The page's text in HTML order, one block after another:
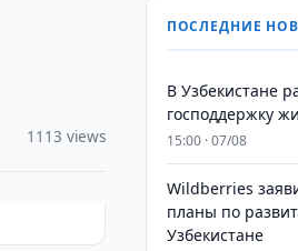
1113 views
ПОСЛЕДНИЕ
В Узбекистане
господдержку
15:00 · 07/08
Wildberries
планы по
Узбекистане